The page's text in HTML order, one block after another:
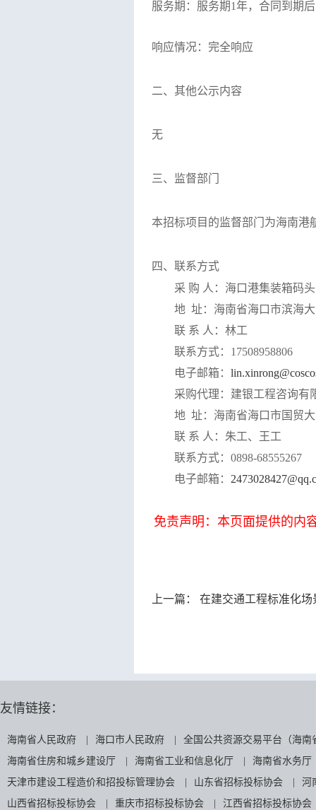
服务期：服务期1年，合同到期
响应情况：完全响应
二、其他公示内容
无
三、监督部门
本招标项目的监督部门为海南港
四、联系方式
采 购 人：海口港集装箱码
地 址：海南省海口市滨海
联 系 人： 林工
联系方式： 17508958806
电子邮箱： lin
采购代理： 建银工程咨询有
地 址： 海南省海口市国贸
联 系 人： 朱工、王工
联系方式： 0898-68555267
电子邮箱：
免责声明：本页面提供的内
上一篇： 在建交通工程标准化场景
友情链接：
海南省人民政府 海口市人民政府
全国公共资源交易平台（海南
海南省住房和城乡建设厅
海南省工业和信息化厅
海南省水务厅
天津市建设工程造价和招投标管理协会
山东省招标投标协会
河
山西省招标投标协会
重庆市招标投标协会
江西省招标投标协会